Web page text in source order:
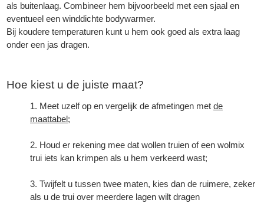
als buitenlaag. Combineer hem bijvoorbeeld met een sjaal en
eventueel een winddichte bodywarmer.
Bij koudere temperaturen kunt u hem ook goed als extra laag
onder een jas dragen.
Hoe kiest u de juiste maat?
Meet uzelf op en vergelijk de afmetingen met de
maattabel;
Houd er rekening mee dat wollen truien of een wolmix
trui iets kan krimpen als u hem verkeerd wast;
Twijfelt u tussen twee maten, kies dan de ruimere, zeker
als u de trui over meerdere lagen wilt dragen